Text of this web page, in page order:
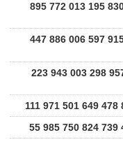
895 772 013 195
447 886 006 597
223 943 003 298
111 971 501 649
55 985 750 824 739